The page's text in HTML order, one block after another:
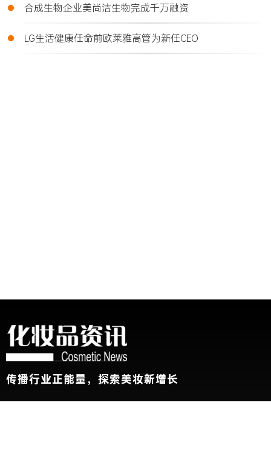
• 合成生物企业美尚洁生物完成千万融资
• LG生活健康任命前欧莱雅高管为新任CEO
传播行业正能量，探索美妆新增长